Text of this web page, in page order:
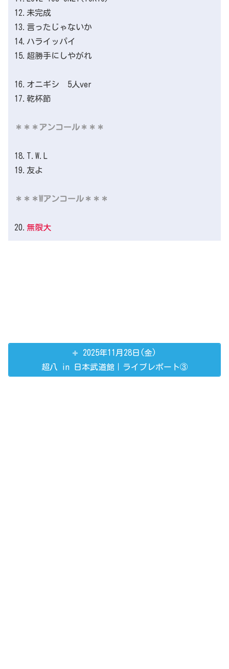
12.未完成
13.言ったじゃないか
14.ハライッパイ
15.超勝手にしやがれ
16.オニギシ 5人ver
17.乾杯節
＊＊＊アンコール＊＊＊
18.T.W.L
19.友よ
＊＊＊Wアンコール＊＊＊
20. 無限大
2025年11月28日(金)
超八 in 日本武道館｜ライブレポート③